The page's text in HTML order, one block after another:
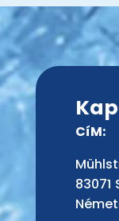
CíM:
83071